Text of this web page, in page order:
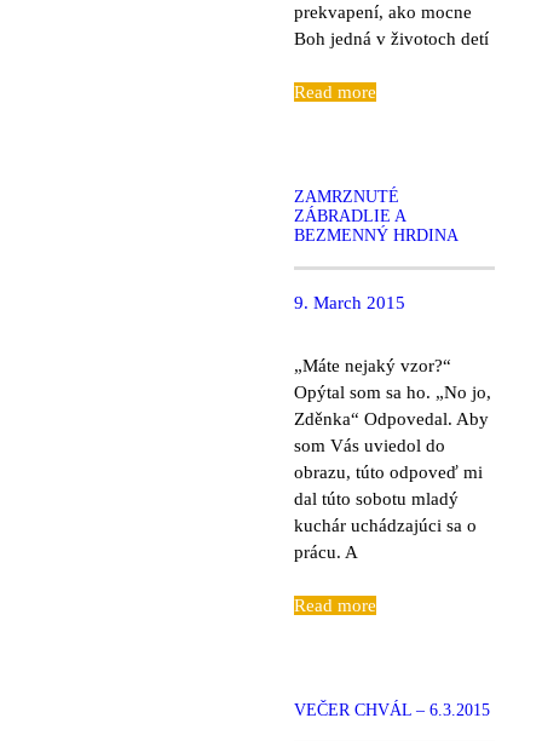
prekvapení, ako mocne
Boh jedná v životoch detí
Read more
ZAMRZNUTÉ
ZÁBRADLIE A
BEZMENNÝ HRDINA
9. March 2015
„Máte nejaký vzor?“
Opýtal som sa ho. „No jo,
Zděnka“ Odpovedal. Aby
som Vás uviedol do
obrazu, túto odpoveď mi
dal túto sobotu mladý
kuchár uchádzajúci sa o
prácu. A
Read more
VEČER CHVÁL – 6.3.2015